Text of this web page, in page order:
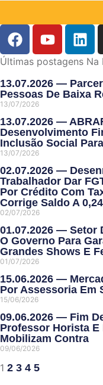
Últimas postagens Na
13.07.2026 —
Pessoas De Baixa
13/07/2026
13.07.2026 —
Desenvolvimento
Inclusão Social
13/07/2026
02.07.2026 —
Trabalhador Dar
Por Crédito Com
Corrige Saldo A
02/07/2026
01.07.2026 — Setor
O Governo Para
Grandes Shows E
01/07/2026
15.06.2026 —
Por Assessoria Em
15/06/2026
09.06.2026 — Fim
Professor Horista
Mobilizam Contra
09/06/2026
1 2 3 4 5